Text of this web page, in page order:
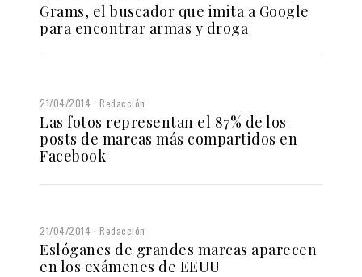
Grams, el buscador que imita a Google
para encontrar armas y droga
21/04/2014 Redacción
Las fotos representan el 87% de los
posts de marcas más compartidos en
Facebook
21/04/2014 Redacción
Eslóganes de grandes marcas aparecen
en los exámenes de EEUU